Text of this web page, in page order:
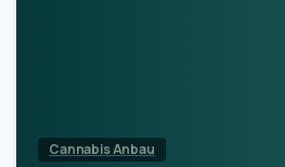
Cannabis Anbau